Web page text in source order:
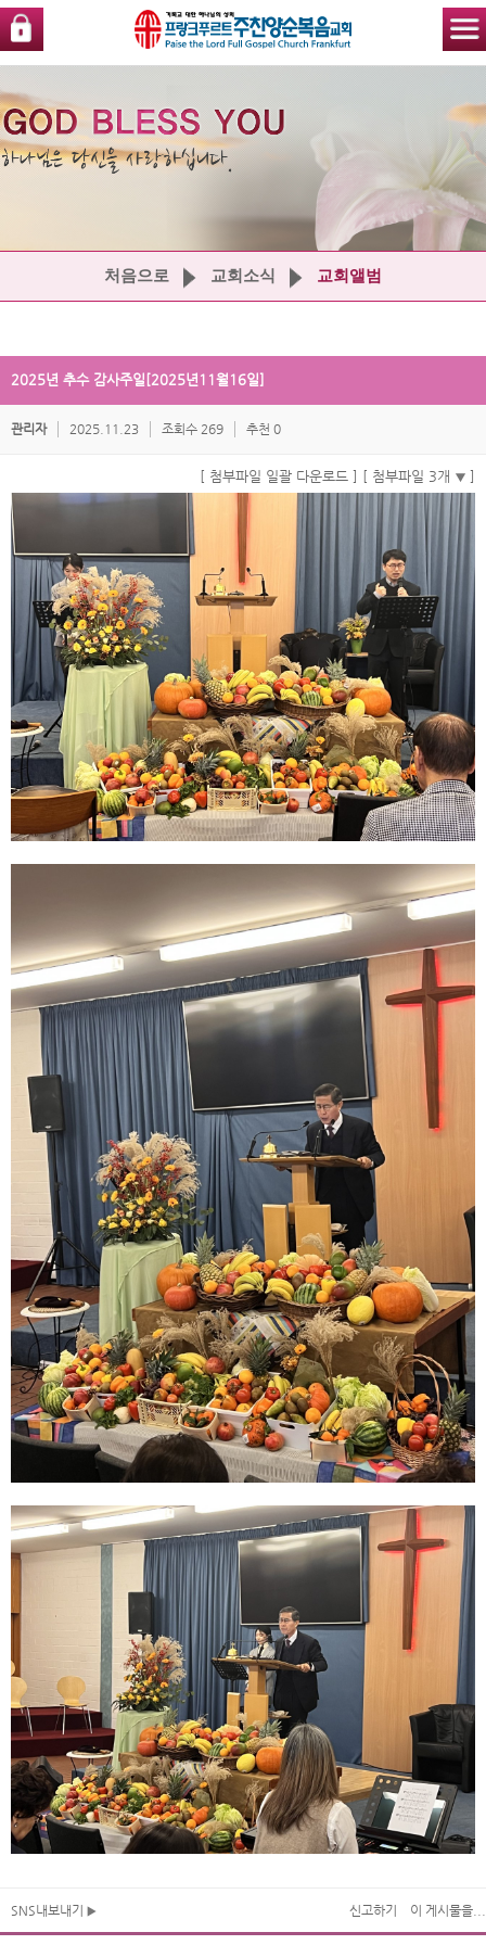
처음으로 교회소식 교회앨범
2025년 추수 감사주일[2025년11월16일]
관리자 2025.11.23 조회수 269 추천 0
[ 첨부파일 일괄 다운로드 ] [ 첨부파일 3개 ]
SNS내보내기 신고하기 이 게시물을...